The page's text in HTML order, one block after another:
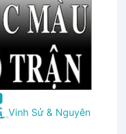
Vinh Sử & Nguyên